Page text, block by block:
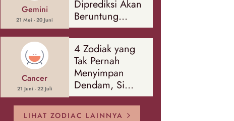
Gemini
21 Mei - 20 Juni
Diprediksi Akan
Beruntung
Sepanjang
Agustus 2026
Cancer
21 Juni - 22 Juli
4 Zodiak yang
Tak Pernah
Menyimpan
Dendam, Si
Paling Mudah
Memaafkan!
LIHAT ZODIAC LAINNYA